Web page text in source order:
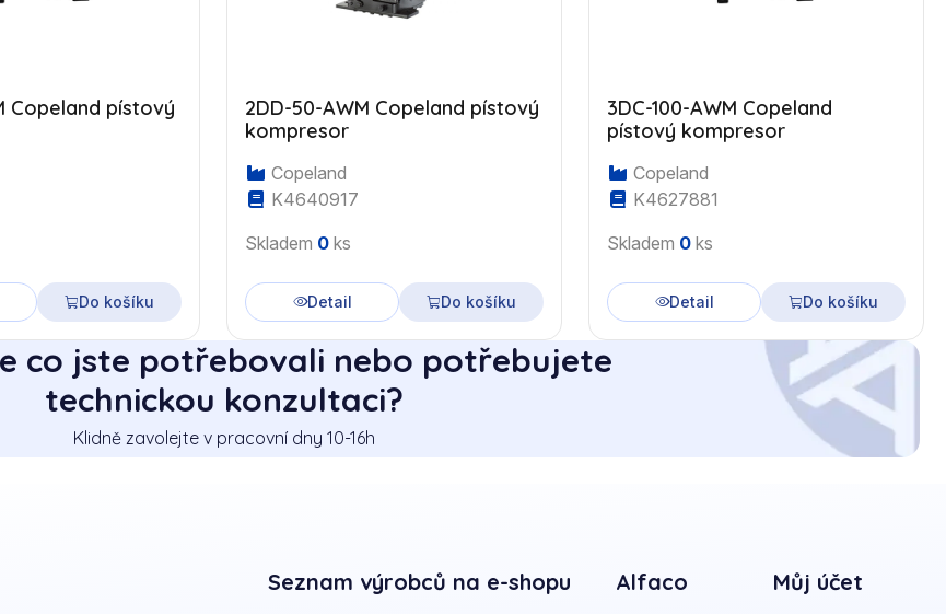
Copeland pístový
Do košíku
2DD-50-AWM Copeland pístový
kompresor
Copeland
K4640917
Skladem 0 ks
Detail Do košíku
3DC-100-AWM Copeland
pístový kompresor
Copeland
K4627881
Skladem 0 ks
Detail Do košíku
co jste potřebovali nebo potřebujete
technickou konzultaci?
Klidně zavolejte v pracovní dny 10-16h
Seznam výrobců na e-shopu Alfaco Můj účet